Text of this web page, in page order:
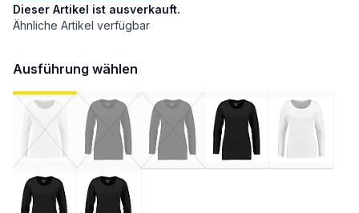
Dieser Artikel ist ausverkauft.
Ähnliche Artikel verfügbar
Ausführung wählen